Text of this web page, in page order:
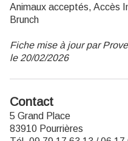
Animaux acceptés, Accès
Brunch
Fiche mise à jour par
le 20/02/2026
Contact
5 Grand Place
83910 Pourrières